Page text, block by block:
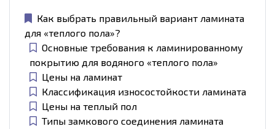
Как выбрать правильный вариант ламината
для «теплого пола»?
Основные требования к ламинированному
покрытию для водяного «теплого пола»
Цены на ламинат
Классификация износостойкости ламината
Цены на теплый пол
Типы замкового соединения ламината